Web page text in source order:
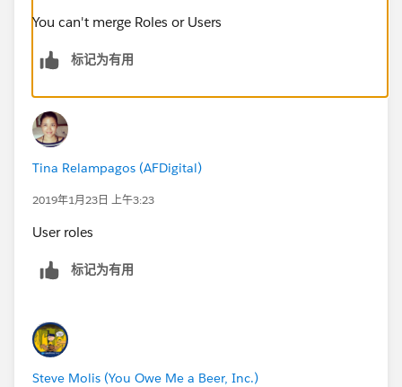
You can't merge Roles or Users
标记为有用
Tina Relampagos (AFDigital)
2019年1月23日 上午3:23
User roles
标记为有用
Steve Molis (You Owe Me a Beer, Inc.)